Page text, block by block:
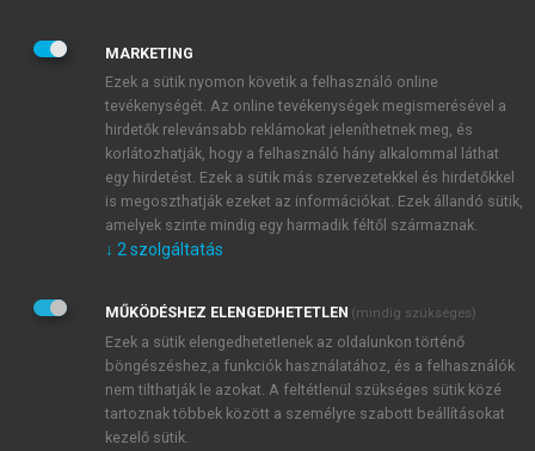
JELSZÓ
JELSZÓ ÚJRA
Kérek értesítést a MeRSZ újdonságairól, akcióiról.
Kérek értesítést az Akadémiai Kiadó Zrt. újdonságairól,
Adatkezelési tájékoztatóbanfoglaltakat tudomásul
veszem és elfogadom.
Általános vásárlási feltételeket, valamint a szotar.netés a
mersz.huoldalak licencszerződéseiben foglaltakat
tudomásul veszem és elfogadom.
MARKETING
Ezek a sütik nyomon követik a felhasználó online
tevékenységét. Az online tevékenységek megismerésével a
hirdetők relevánsabb reklámokat jeleníthetnek meg, és
korlátozhatják, hogy a felhasználó hány alkalommal láthat
egy hirdetést. Ezek a sütik más szervezetekkel és hirdetőkkel
is megoszthatják ezeket az információkat. Ezek állandó sütik,
amelyek szinte mindig egy harmadik féltől származnak.
↓ 2 szolgáltatás
MŰKÖDÉSHEZ ELENGEDHETETLEN (mindig szükséges)
Ezek a sütik elengedhetetlenek az oldalunkon történő
böngészéshez,a funkciók használatához, és a felhasználók
nem tilthatják le azokat. A feltétlenül szükséges sütik közé
tartoznak többek között a személyre szabott beállításokat
kezelő sütik.